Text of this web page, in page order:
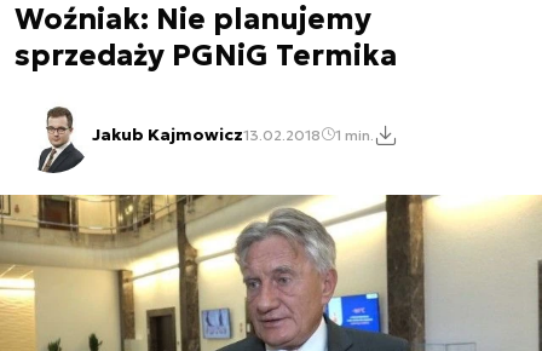
Woźniak: Nie planujemy
sprzedaży PGNiG Termika
Jakub Kajmowicz13.02.2018 1 min.